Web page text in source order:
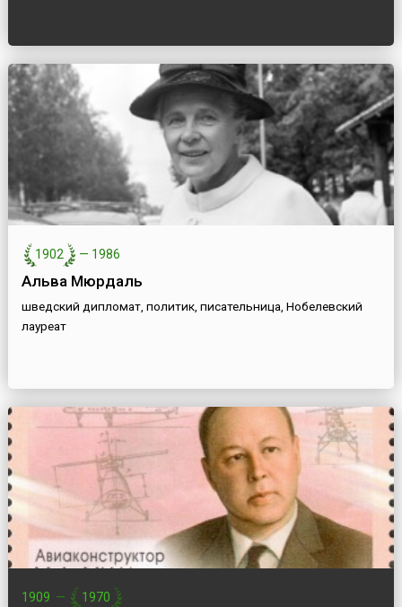
1902 — 1986
Альва Мюрдаль
шведский дипломат, политик, писательница, Нобелевский
лауреат
1909 — 1970